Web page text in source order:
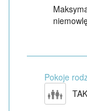
Pokoje
TAK